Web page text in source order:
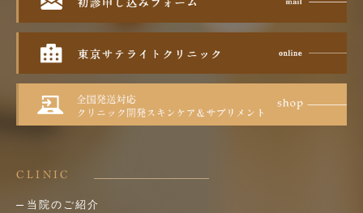
CLINIC
当院のご紹介